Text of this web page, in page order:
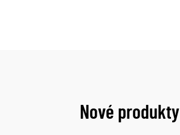
Nové produkty